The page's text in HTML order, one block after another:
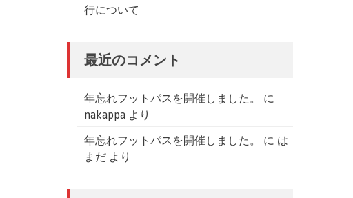
行について
最近のコメント
年忘れフットパスを開催しました。
に
nakappa より
年忘れフットパスを開催しました。 に は
まだ より